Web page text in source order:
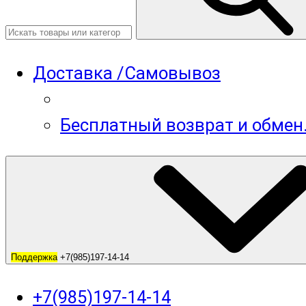
Доставка /Самовывоз
Бесплатный возврат и
Поддержка +7(985)197-14-14
+7(985)197-14-14